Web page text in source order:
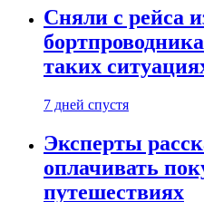
Сняли с рейса
таких
7 дней спустя
Эксперты
оплачивать
путешествиях